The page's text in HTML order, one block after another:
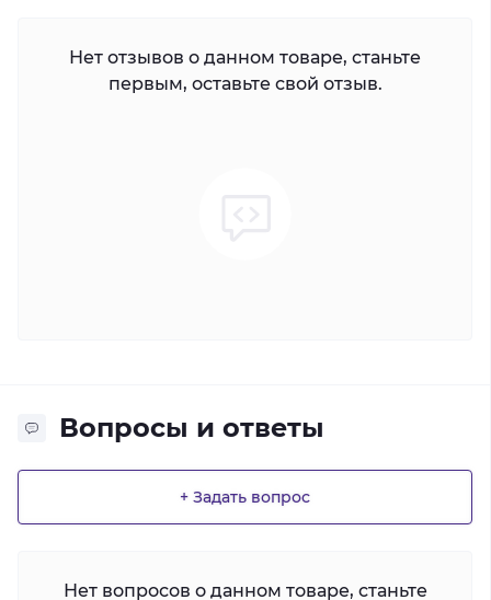
Нет отзывов о данном товаре, станьте
первым, оставьте свой отзыв.
Вопросы и ответы
+ Задать вопрос
Нет вопросов о данном товаре, станьте